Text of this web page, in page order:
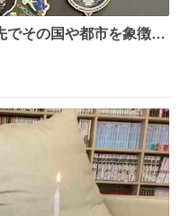
でその国や都市を象徴す
マグネットを買い、今
旅の思い出が鮮明によ